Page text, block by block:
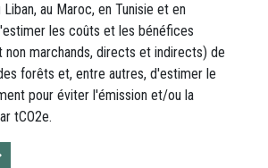
au Maroc, en Tunisie et en
les coûts et les bénéfices
non marchands, directs et indirects) de
forêts et, entre autres, d'estimer le
pour éviter l'émission et/ou la
tCO2e.